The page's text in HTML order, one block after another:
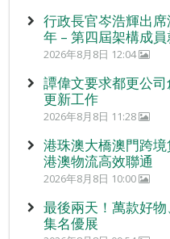
行政長官岑浩輝出
年 – 第四屆架構成員
2026年8月8日 12:04
譚偉文要求都更公
更新工作
2026年8月8日 11:28
港珠澳大橋澳門跨
港澳物流高效聯通
2026年8月8日 10:00
最後兩天！萬款好
集名優展